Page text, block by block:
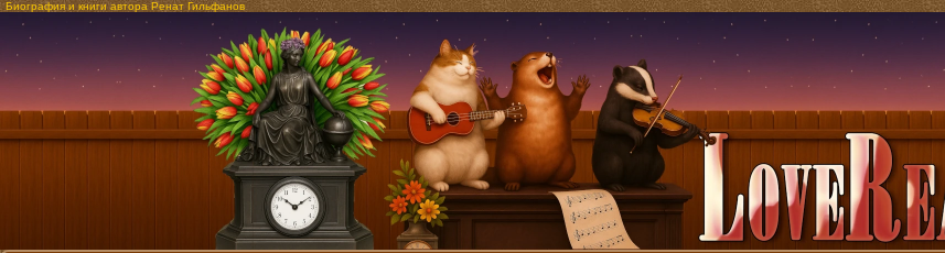
Биография и книги автора Ренат Гильфанов